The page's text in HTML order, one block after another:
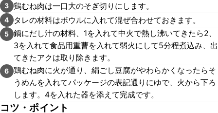
3 鶏むね肉は一口大のそぎ切りにします。
4 タレの材料はボウルに入れて混ぜ合わせておきます。
5 鍋にだし汁の材料、1を入れて中火で熱し沸いてきたら2、
3を入れて食品用重曹を入れて弱火にして5分程煮込み、出
てきたアクは取り除きます。
6 鶏むね肉に火が通り、絹ごし豆腐がやわらかくなったらそ
うめんを入れてパッケージの表記通りにゆで、火から下ろ
します。4を入れた器を添えて完成です。
コツ・ポイント